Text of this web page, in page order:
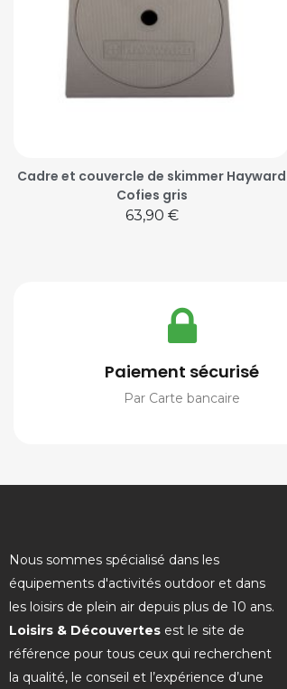
Cadre et couvercle de skimmer Hayward
Cofies gris
Prix
63,90 €
Paiement sécurisé
Par Carte bancaire
Nous sommes spécialisé dans les
équipements d'activités outdoor et dans
les loisirs de plein air depuis plus de 10 ans.
Loisirs & Découvertes est le site de
référence pour tous ceux qui recherchent
la qualité, le conseil et l’expérience d’une